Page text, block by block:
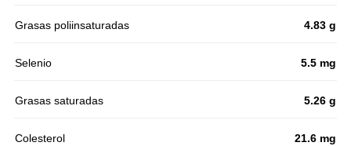
Grasas poliinsaturadas 4.83 g
Selenio 5.5 mg
Grasas saturadas 5.26 g
Colesterol 21.6 mg